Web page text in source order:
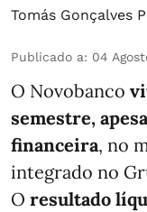
Tomás Gonçalves
Publicado a: 04
O Novobanco
semestre,
financeira, no
integrado no
O resultado